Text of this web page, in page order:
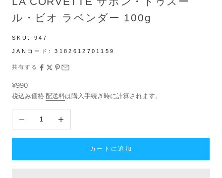
ル・ビオ ラベンダー 100g
SKU: 947
JANコード:3182612701159
共有する
セール価格
¥990
税込み価格配送料は購入手続き時に計算されます。
数量を減らす 数量を増やす
カートに追加